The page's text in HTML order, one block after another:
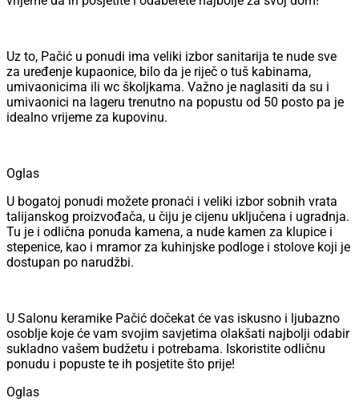
Uz to, Pačić u ponudi ima veliki izbor sanitarija te nude sve
za uređenje kupaonice, bilo da je riječ o tuš kabinama,
umivaonicima ili wc školjkama. Važno je naglasiti da su i
umivaonici na lageru trenutno na popustu od 50 posto pa je
idealno vrijeme za kupovinu.
Oglas
U bogatoj ponudi možete pronaći i veliki izbor sobnih vrata
talijanskog proizvođača, u čiju je cijenu uključena i ugradnja.
Tu je i odlična ponuda kamena, a nude kamen za klupice i
stepenice, kao i mramor za kuhinjske podloge i stolove koji je
dostupan po narudžbi.
U Salonu keramike Pačić dočekat će vas iskusno i ljubazno
osoblje koje će vam svojim savjetima olakšati najbolji odabir
sukladno vašem budžetu i potrebama. Iskoristite odličnu
ponudu i popuste te ih posjetite što prije!
Oglas